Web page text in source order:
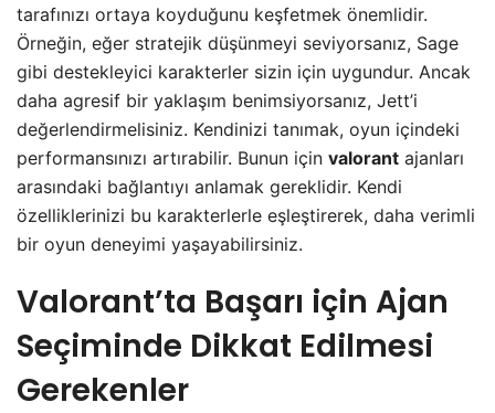
tarafınızı ortaya koyduğunu keşfetmek önemlidir.
Örneğin, eğer stratejik düşünmeyi seviyorsanız, Sage
gibi destekleyici karakterler sizin için uygundur. Ancak
daha agresif bir yaklaşım benimsiyorsanız, Jett’i
değerlendirmelisiniz. Kendinizi tanımak, oyun içindeki
performansınızı artırabilir. Bunun için valorant ajanları
arasındaki bağlantıyı anlamak gereklidir. Kendi
özelliklerinizi bu karakterlerle eşleştirerek, daha verimli
bir oyun deneyimi yaşayabilirsiniz.
Valorant’ta Başarı için Ajan
Seçiminde Dikkat Edilmesi
Gerekenler